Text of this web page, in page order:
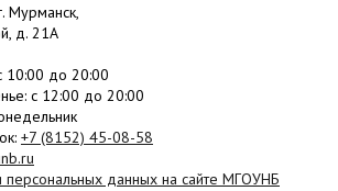
Мурманск,
д. 21А
10:00 до 20:00
: c 12:00 до 20:00
+7 (8152) 45-08-58
персональных данных на сайте МГОУНБ